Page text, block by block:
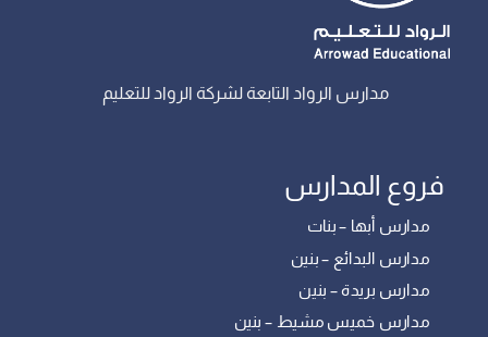
مدارس الرواد التابعة لشركة الرواد للتعليم
فروع المدارس
مدارس أبها – بنات
مدارس البدائع – بنين
مدارس بريدة – بنين
مدارس خميس مشيط – بنين